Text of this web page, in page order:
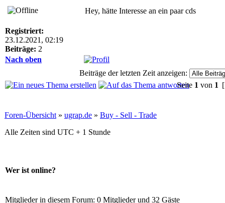
Registriert:
23.12.2021, 02:19
Beiträge: 2
Hey, hätte Interesse an ein paar cds
Nach oben
Beiträge der letzten Zeit anzeigen:
Seite 1 von 1
Foren-Übersicht » ugrap.de » Buy - Sell - Trade
Alle Zeiten sind UTC + 1 Stunde
Wer ist online?
Mitglieder in diesem Forum: 0 Mitglieder und 32 Gäste